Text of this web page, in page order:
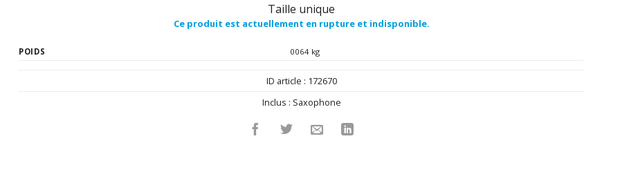
Taille unique
Ce produit est actuellement en rupture et indisponible.
POIDS 0064 kg
ID article : 172670
Inclus : Saxophone